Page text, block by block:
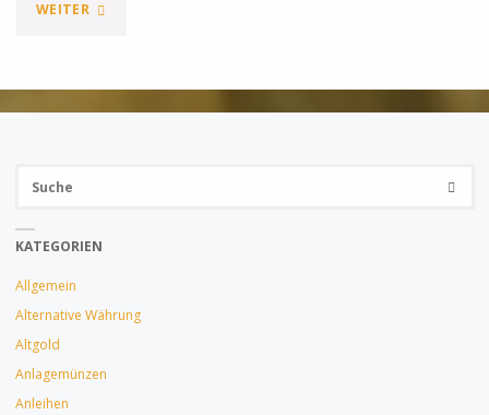
WEITER"ANLAGE
GOLD
IRKUNG"
SUCHE
KATEGORIEN
Allgemein
Alternative Währung
Altgold
Anlagemünzen
Anleihen